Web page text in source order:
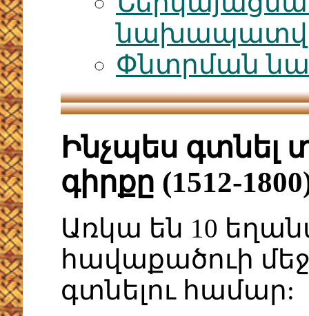
Փնտրման
Ինչպես գտնել
գիրքը (1512-
Առկա են 10
հավաքածուի
գտնելու համար: